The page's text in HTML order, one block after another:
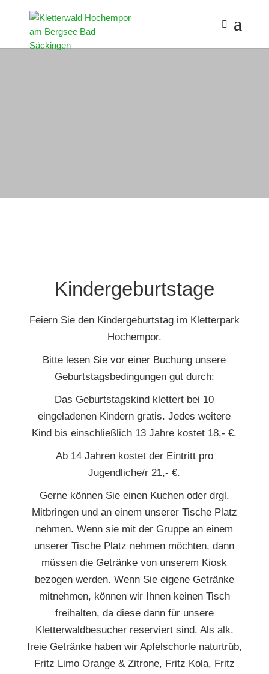
Kindergeburtstage
Feiern Sie den Kindergeburtstag im Kletterpark
Hochempor.
Bitte lesen Sie vor einer Buchung unsere
Geburtstagsbedingungen gut durch:
Das Geburtstagskind klettert bei 10
eingeladenen Kindern gratis. Jedes weitere
Kind bis einschließlich 13 Jahre kostet 18,- €.
Ab 14 Jahren kostet der Eintritt pro
Jugendliche/r 21,- €.
Gerne können Sie einen Kuchen oder drgl.
Mitbringen und an einem unserer Tische Platz
nehmen. Wenn sie mit der Gruppe an einem
unserer Tische Platz nehmen möchten, dann
müssen die Getränke von unserem Kiosk
bezogen werden. Wenn Sie eigene Getränke
mitnehmen, können wir Ihnen keinen Tisch
freihalten, da diese dann für unsere
Kletterwaldbesucher reserviert sind. Als alk.
freie Getränke haben wir Apfelschorle naturtrüb,
Fritz Limo Orange & Zitrone, Fritz Kola, Fritz